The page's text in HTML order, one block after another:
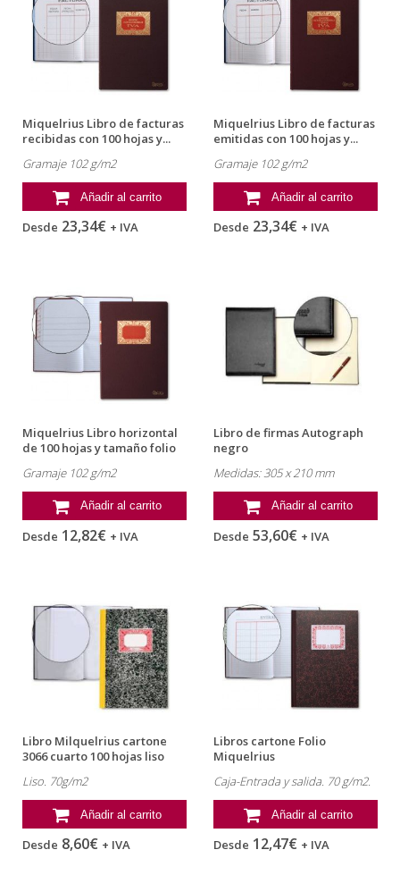
Miquelrius Libro de facturas
recibidas con 100 hojas y...
Gramaje 102 g/m2
Añadir al carrito
Desde 23,34€ + IVA
Miquelrius Libro de facturas
emitidas con 100 hojas y...
Gramaje 102 g/m2
Añadir al carrito
Desde 23,34€ + IVA
Miquelrius Libro horizontal
de 100 hojas y tamaño folio
Gramaje 102 g/m2
Añadir al carrito
Desde 12,82€ + IVA
Libro de firmas Autograph
negro
Medidas: 305 x 210 mm
Añadir al carrito
Desde 53,60€ + IVA
Libro Milquelrius cartone
3066 cuarto 100 hojas liso
Liso. 70g/m2
Añadir al carrito
Desde 8,60€ + IVA
Libros cartone Folio
Miquelrius
Caja-Entrada y salida. 70 g/m2.
Añadir al carrito
Desde 12,47€ + IVA